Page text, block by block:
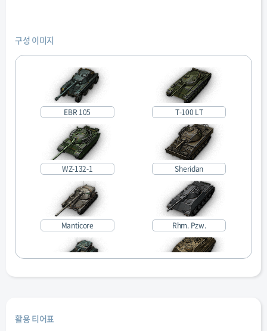
구성 이미지
EBR 105 T-100 LT
WZ-132-1 Sheridan
Manticore Rhm. Pzw.
활용 티어표